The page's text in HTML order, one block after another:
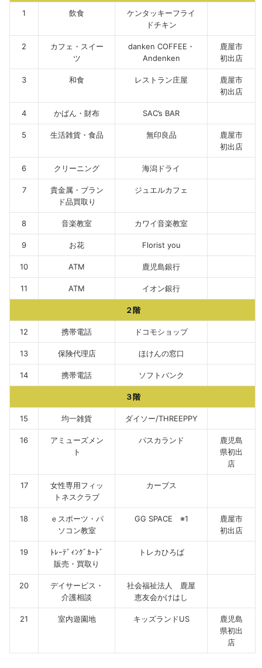
1 飲食
ケンタッキーフライ
ドチキン
2
カフェ・スイー
ツ
danken COFFEE・
Andenken
鹿屋市
初出店
3 和食 レストラン庄屋
鹿屋市
初出店
4 かばん・財布 SAC’s BAR
5 生活雑貨・食品 無印良品
鹿屋市
初出店
6 クリーニング 海潟ドライ
7
貴金属・ブラン
ド品買取り
ジュエルカフェ
8 音楽教室 カワイ音楽教室
9 お花 Florist you
10 ATM 鹿児島銀行
11 ATM イオン銀行
２階
12 携帯電話 ドコモショップ
13 保険代理店 ほけんの窓口
14 携帯電話 ソフトバンク
３階
15 均一雑貨 ダイソー/THREEPPY
16
アミューズメン
ト
パスカランド
鹿児島
県初出
店
17
女性専用フィッ
トネスクラブ
カーブス
18
ｅスポーツ・パ
ソコン教室
GG SPACE ※1
鹿屋市
初出店
19
ﾄﾚｰﾃﾞｨﾝｸﾞｶｰﾄﾞ
販売・買取り
トレカひろば
20
デイサービス・
介護相談
社会福祉法人 鹿屋
恵友会かけはし
21 室内遊園地 キッズランドUS
鹿児島
県初出
店